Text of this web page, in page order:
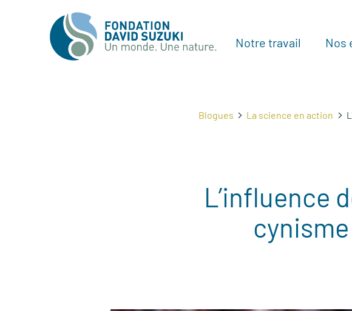
Notre travail Nos
Blogues La science en action
L’influence